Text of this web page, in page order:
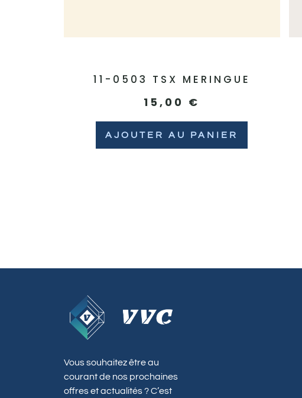
11-0503 TSX MERINGUE
15,00 €
AJOUTER AU PANIER
Vous souhaitez être au
courant de nos prochaines
offres et actualités ? C’est